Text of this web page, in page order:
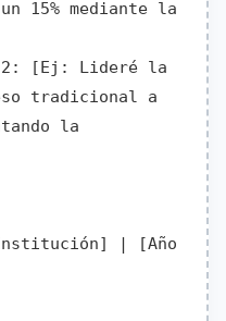
15% mediante la
2: [Ej: Lideré la
tradicional a
la
| [Año